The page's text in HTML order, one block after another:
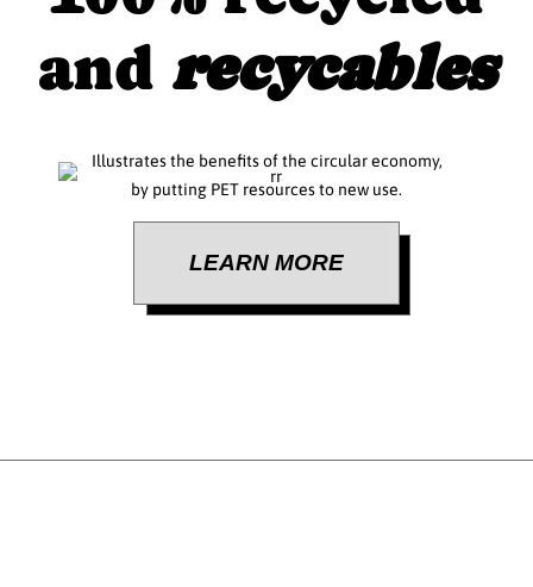
and recycables
Illustrates the benefits of the circular economy,
by putting PET resources to new use.
LEARN MORE